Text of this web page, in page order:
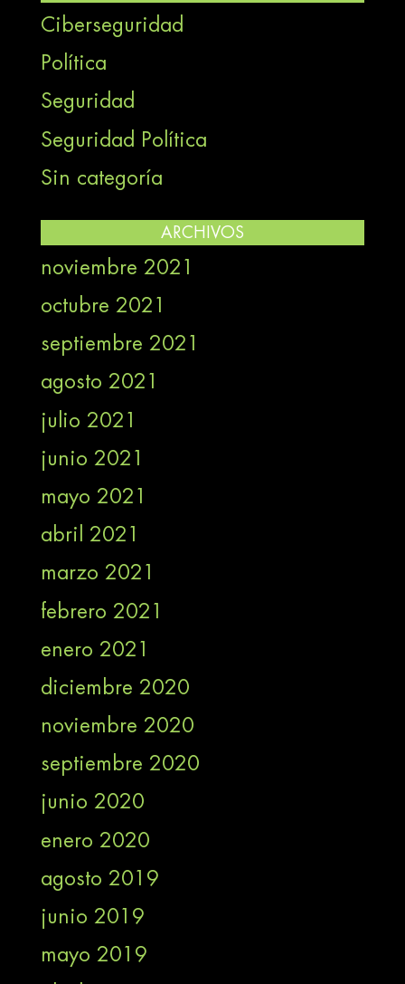
Ciberseguridad
Política
Seguridad
Seguridad Política
Sin categoría
ARCHIVOS
noviembre 2021
octubre 2021
septiembre 2021
agosto 2021
julio 2021
junio 2021
mayo 2021
abril 2021
marzo 2021
febrero 2021
enero 2021
diciembre 2020
noviembre 2020
septiembre 2020
junio 2020
enero 2020
agosto 2019
junio 2019
mayo 2019